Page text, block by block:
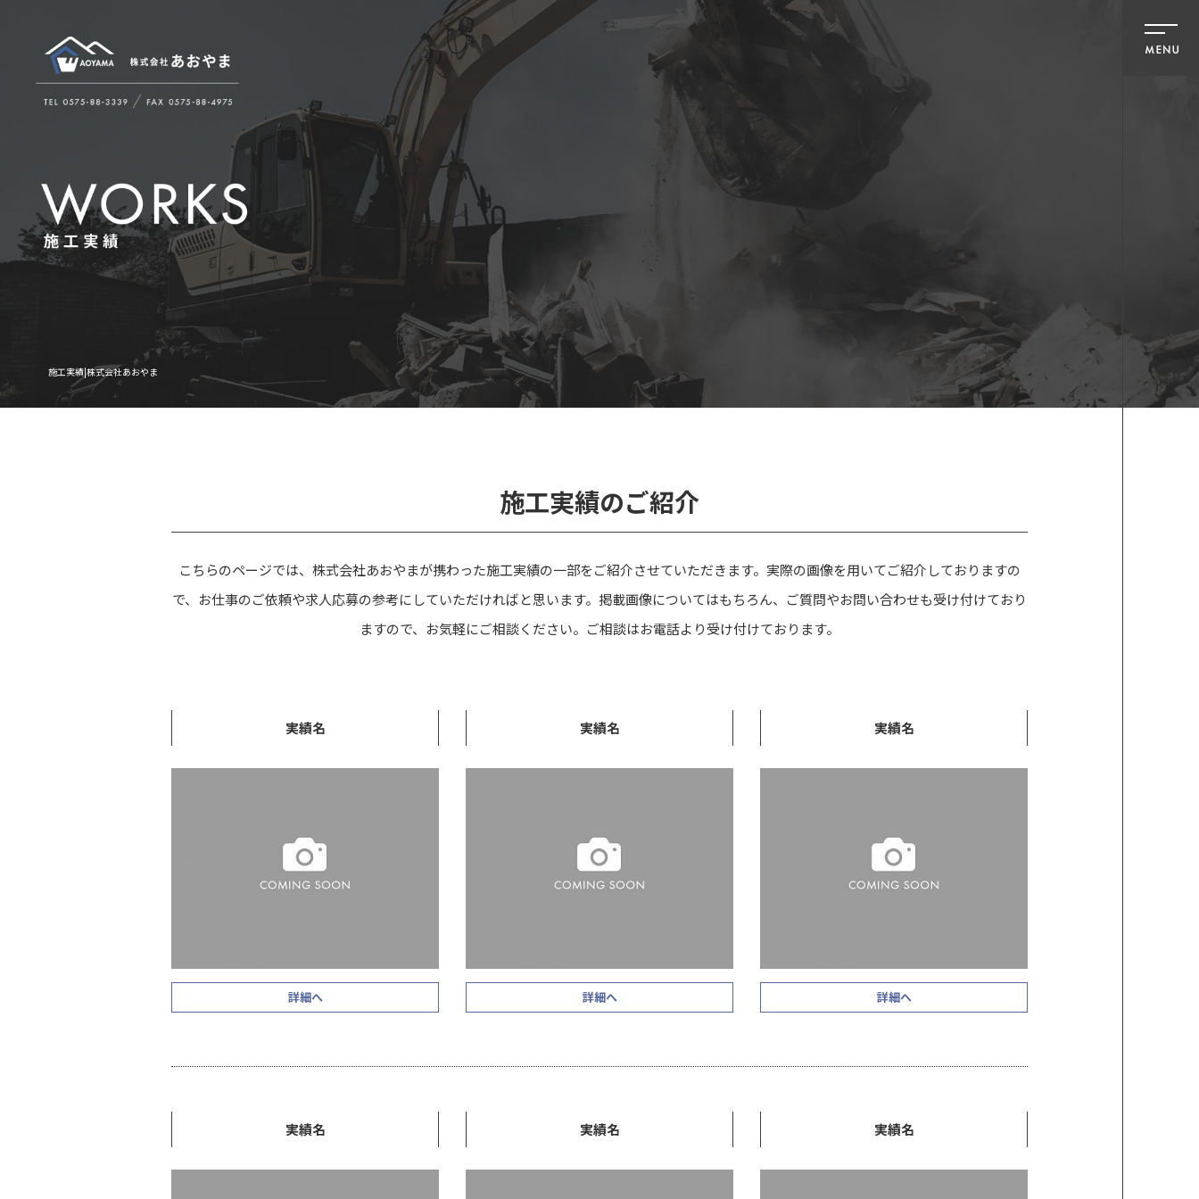
施工実績|株式会社あおやま
施工実績のご紹介
こちらのページでは、株式会社あおやまが携わった施工実績の一部をご紹介させていただきます。実際の画像を用いてご紹介しておりますの
で、お仕事のご依頼や求人応募の参考にしていただければと思います。掲載画像についてはもちろん、ご質問やお問い合わせも受け付けており
ますので、お気軽にご相談ください。ご相談はお電話より受け付けております。
実績名
詳細へ
実績名
詳細へ
実績名
詳細へ
実績名 実績名 実績名